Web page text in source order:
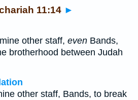
11:14 ►
other staff, even Bands,
brotherhood between Judah
other staff, Bands, to break